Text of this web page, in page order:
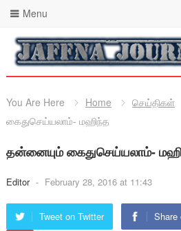
Menu
You Are Here Home செய்திகள்
கைதுசெய்யலாம்- மஹிந்த
தன்னையும் கைதுசெய்யலாம்-
Editor - February 28, 2016 at 11:43
Tweet on Twitter Share